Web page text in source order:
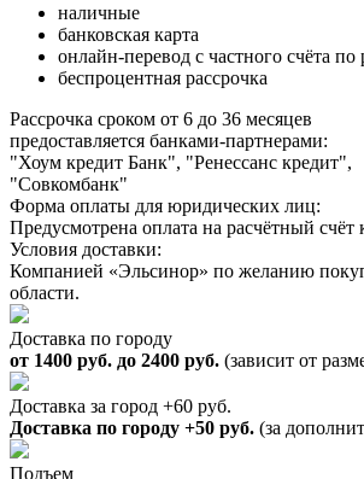
наличные
банковская карта
онлайн-перевод с частного счёта
беспроцентная рассрочка
Рассрочка сроком от 6 до 36 месяцев
предоставляется банками-партнерами:
"Хоум кредит Банк", "Ренессанс кредит",
"Совкомбанк"
Форма оплаты для юридических лиц:
Предусмотрена оплата на расчётный
Условия доставки:
Компанией «Эльсинор» по желанию
области.
Доставка по городу
от 1400 руб. до 2400 руб. (зависит от
Доставка за город +60 руб.
Доставка по городу +50 руб. (за
Подъем